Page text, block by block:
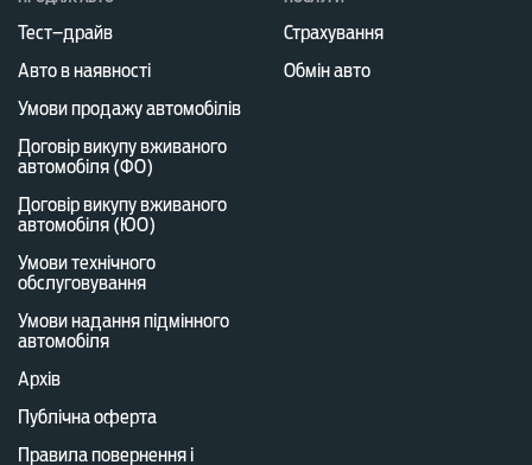
Тест–драйв
Авто в наявності
Умови продажу автомобілів
Договір викупу вживаного
автомобіля (ФО)
Договір викупу вживаного
автомобіля (ЮО)
Умови технічного
обслуговування
Умови надання підмінного
автомобіля
Архів
Публічна оферта
Правила повернення і
Страхування
Обмін авто